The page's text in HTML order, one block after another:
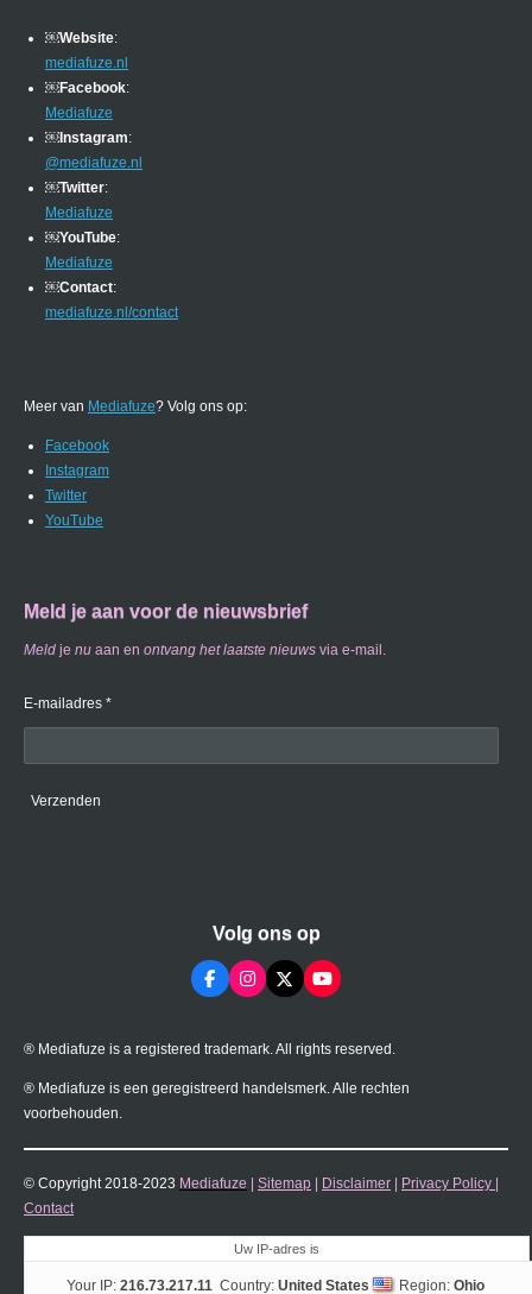
￼Website:
mediafuze.nl
￼Facebook:
Mediafuze
￼Instagram:
@mediafuze.nl
￼Twitter:
Mediafuze
￼YouTube:
Mediafuze
￼Contact:
mediafuze.nl/contact
Meer van Mediafuze? Volg ons op:
Facebook
Instagram
Twitter
YouTube
Meld je aan voor de nieuwsbrief
Meld je nu aan en ontvang het laatste nieuws via e-mail.
E-mailadres *
Verzenden
Volg ons op
F
a
b
o
I
n
a
r
X
Y
o
u
e
® Mediafuze is a registered trademark. All rights reserved.
® Mediafuze is een geregistreerd handelsmerk. Alle rechten
voorbehouden.
© Copyright 2018-2023 Mediafuze Sitemap Disclaimer Privacy Policy
Contact
Uw IP-adres is
Your IP: 216.73.217.11 Country: United States Region: Ohio